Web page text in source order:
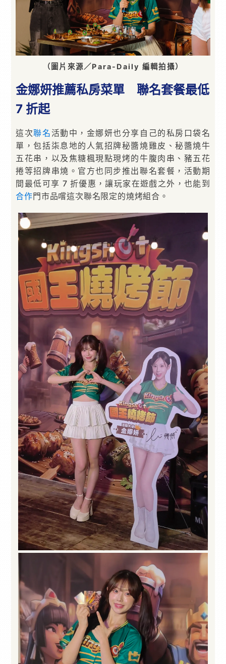
（圖片來源／Para-Daily 編輯拍攝）
金娜妍推薦私房菜單 聯名套餐最低
7 折起
這次聯名 活動中，金娜妍也分享自己的私房口袋名
單，包括柒息地的人氣招牌秘醬燒雞皮、秘醬燒牛
五花串，以及焦糖楓現點現烤的牛腹肉串、豬五花
捲等招牌串燒。官方也同步推出聯名套餐，活動期
間最低可享 7 折優惠，讓玩家在遊戲之外，也能到
合作門市品嚐這次聯名限定的燒烤組合。